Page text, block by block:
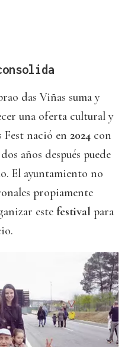
das Viñas suma y
una oferta cultural y
nació en 2024 con
años después puede
El ayuntamiento no
propiamente
este festival para